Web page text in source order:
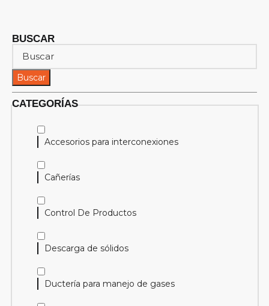
BUSCAR
Buscar
CATEGORÍAS
Accesorios para interconexiones
Cañerías
Control De Productos
Descarga de sólidos
Ductería para manejo de gases